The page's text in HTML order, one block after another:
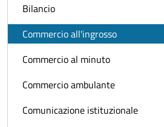
Bilancio
Commercio all'ingrosso
Commercio al minuto
Commercio ambulante
Comunicazione istituzionale